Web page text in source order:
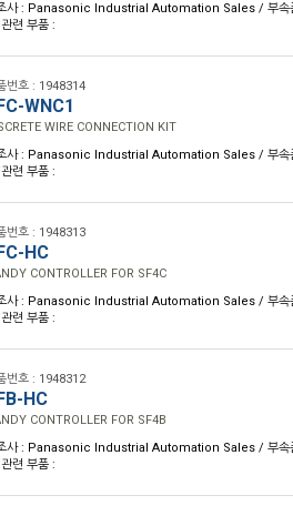
사 : Panasonic Industrial Automation Sales / 부속
련 부품 :
번호 : 1948314
WNC1
WIRE CONNECTION KIT
사 : Panasonic Industrial Automation Sales / 부속
련 부품 :
번호 : 1948313
HC
CONTROLLER FOR SF4C
사 : Panasonic Industrial Automation Sales / 부속
련 부품 :
번호 : 1948312
HC
CONTROLLER FOR SF4B
사 : Panasonic Industrial Automation Sales / 부속
련 부품 :